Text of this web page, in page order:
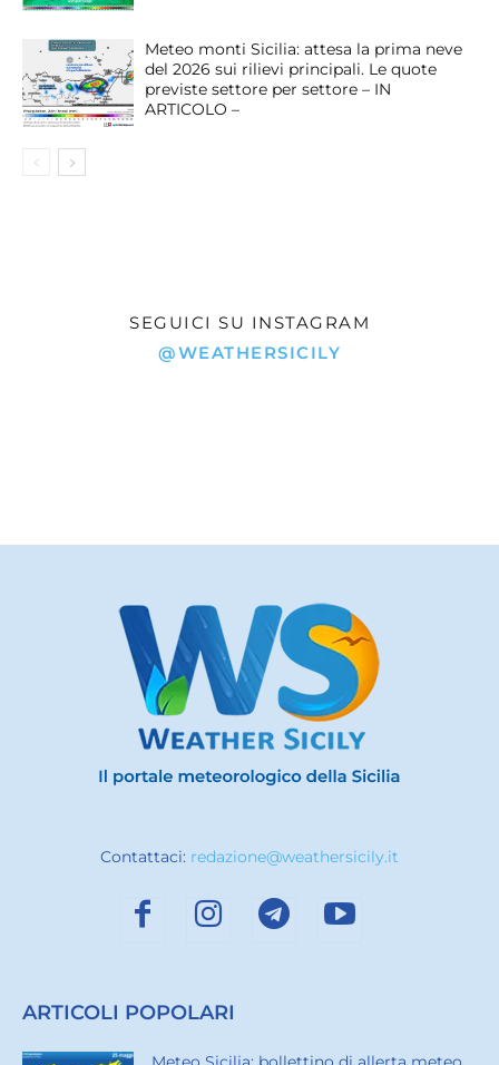
Meteo monti Sicilia: attesa la prima neve
del 2026 sui rilievi principali. Le quote
previste settore per settore – IN
ARTICOLO –
SEGUICI SU INSTAGRAM
@WEATHERSICILY
Contattaci: redazione@weathersicily.it
ARTICOLI POPOLARI